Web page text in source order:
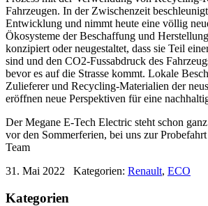
Fahrzeugen. In der Zwischenzeit
Entwicklung und nimmt heute eine völlig
Ökosysteme der Beschaffung und
konzipiert oder neugestaltet, dass sie Teil
sind und den CO2-Fussabdruck des
bevor es auf die Strasse kommt. Lokale
Zulieferer und Recycling-Materialien der
eröffnen neue Perspektiven für eine
Der Megane E-Tech Electric steht schon
vor den Sommerferien, bei uns zur
Team
31. Mai 2022
Kategorien: Renault, ECO
Kategorien